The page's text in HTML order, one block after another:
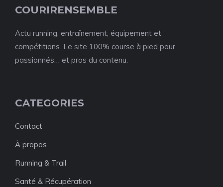
COURIRENSEMBLE
Actu running, entraînement, équipement et
compétitions. Le site 100% course à pied pour
passionnés… et pros du contenu.
CATEGORIES
Contact
À propos
Running & Trail
Santé & Récupération